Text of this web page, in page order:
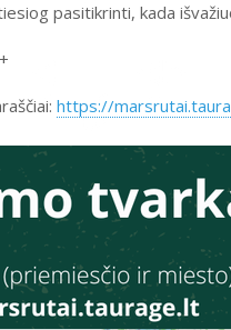
pasitikrinti, kada
https://